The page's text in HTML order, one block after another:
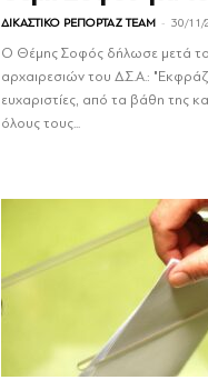
ΔΙΚΑΣΤΙΚΟ ΡΕΠΟΡΤΑΖ TEAM - 30/11/
Ο Θέμης Σοφός δήλωσε μετά
αρχαιρεσιών του Δ.Σ.Α.:
ευχαριστίες, από τα βάθη της
όλους τους...